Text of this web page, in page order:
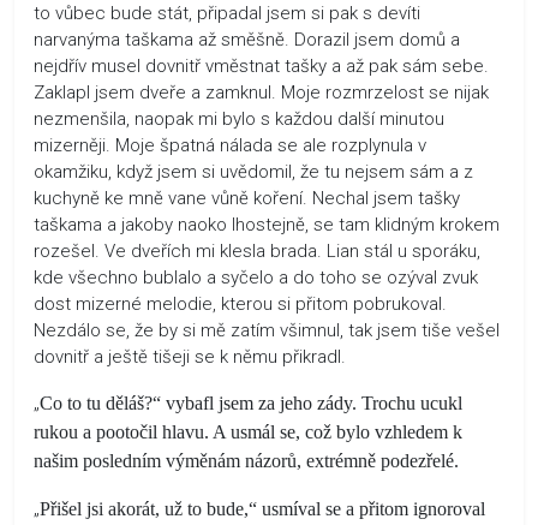
to vůbec bude stát, připadal jsem si pak s devíti
narvanýma taškama až směšně. Dorazil jsem domů a
nejdřív musel dovnitř vměstnat tašky a až pak sám sebe.
Zaklapl jsem dveře a zamknul. Moje rozmrzelost se nijak
nezmenšila, naopak mi bylo s každou další minutou
mizerněji. Moje špatná nálada se ale rozplynula v
okamžiku, když jsem si uvědomil, že tu nejsem sám a z
kuchyně ke mně vane vůně koření. Nechal jsem tašky
taškama a jakoby naoko lhostejně, se tam klidným krokem
rozešel. Ve dveřích mi klesla brada. Lian stál u sporáku,
kde všechno bublalo a syčelo a do toho se ozýval zvuk
dost mizerné melodie, kterou si přitom pobrukoval.
Nezdálo se, že by si mě zatím všimnul, tak jsem tiše vešel
dovnitř a ještě tišeji se k němu přikradl.
„Co to tu děláš?“ vybafl jsem za jeho zády. Trochu ucukl
rukou a pootočil hlavu. A usmál se, což bylo vzhledem k
našim posledním výměnám názorů, extrémně podezřelé.
„Přišel jsi akorát, už to bude,“ usmíval se a přitom ignoroval